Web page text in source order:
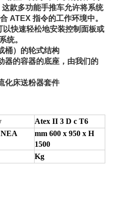
这款多功能手推车允许将系统
ATEX 指令的工作环境中。
快速轻松地安装控制面板或
统。
桶）的轮式结构
器的容器的底座，由我们的
化床送粉器套件
Atex II 3 D c T6
NEA
mm 600 x 950 x H
1500
Kg